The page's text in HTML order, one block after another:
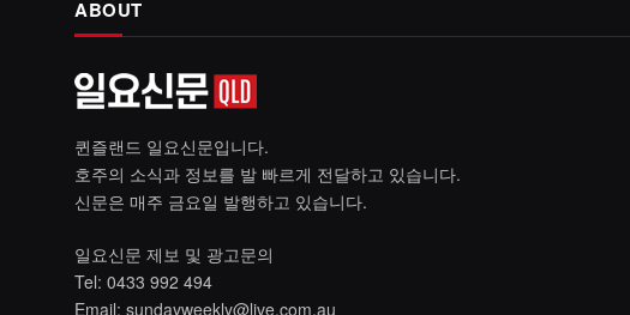
ABOUT
퀸즐랜드 일요신문입니다.
호주의 소식과 정보를 발 빠르게 전달하고 있습니다.
신문은 매주 금요일 발행하고 있습니다.
일요신문 제보 및 광고문의
Tel: 0433 992 494
Email: sundayweekly@live.com.au